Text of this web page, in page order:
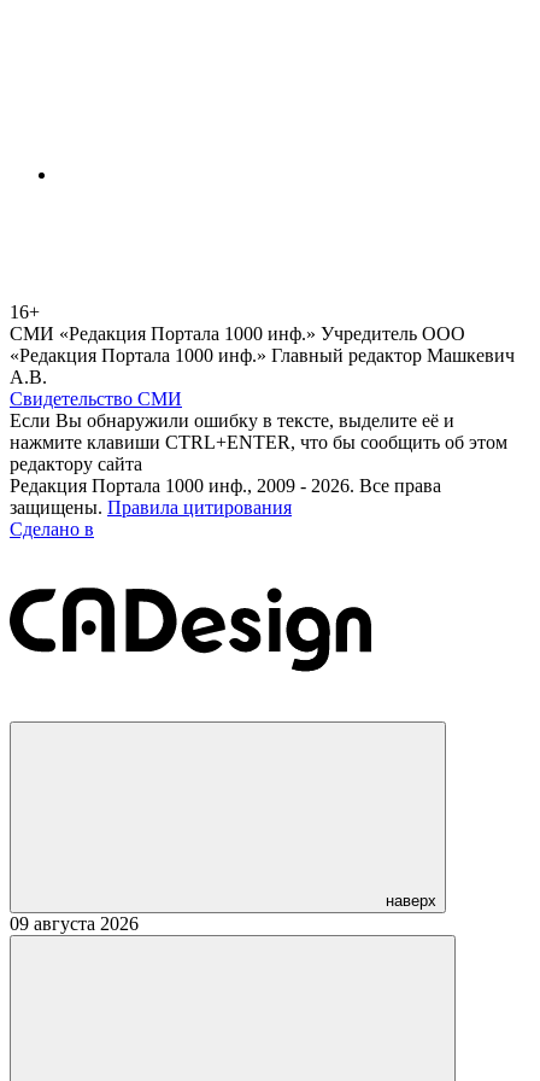
16+
СМИ «Редакция Портала 1000 инф.» Учредитель ООО
«Редакция Портала 1000 инф.» Главный редактор Машкевич
А.В.
Свидетельство СМИ
Если Вы обнаружили ошибку в тексте, выделите её и
нажмите клавиши CTRL+ENTER, что бы сообщить об этом
редактору сайта
Редакция Портала 1000 инф., 2009 - 2026. Все права
защищены. Правила цитирования
Сделано в
наверх
09 августа 2026